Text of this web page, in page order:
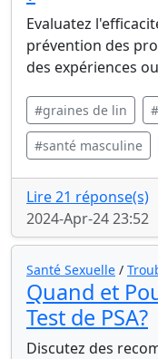
Evaluatez
prévention des
des expériences
#graines de lin
#santé masculine
Lire 21 réponse(s)
2024-Apr-24 23:52
Santé Sexuelle /
Quand et
Test de PSA?
Discutez des